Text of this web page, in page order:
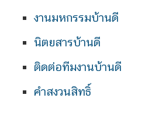
งานมหกรรมบ้านดี
นิตยสารบ้านดี
ติดต่อทีมงานบ้านดี
คำสงวนสิทธิ์